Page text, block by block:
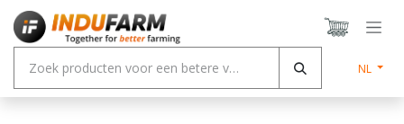
Overslaan naar inhoud
NL